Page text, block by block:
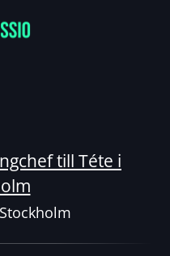
till Téte i
Stockholm